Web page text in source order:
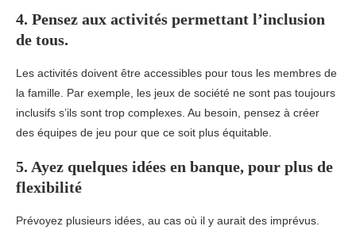
4. Pensez aux activités permettant l’inclusion
de tous.
Les activités doivent être accessibles pour tous les membres de
la famille. Par exemple, les jeux de société ne sont pas toujours
inclusifs s’ils sont trop complexes. Au besoin, pensez à créer
des équipes de jeu pour que ce soit plus équitable.
5. Ayez quelques idées en banque, pour plus de
flexibilité
Prévoyez plusieurs idées, au cas où il y aurait des imprévus.